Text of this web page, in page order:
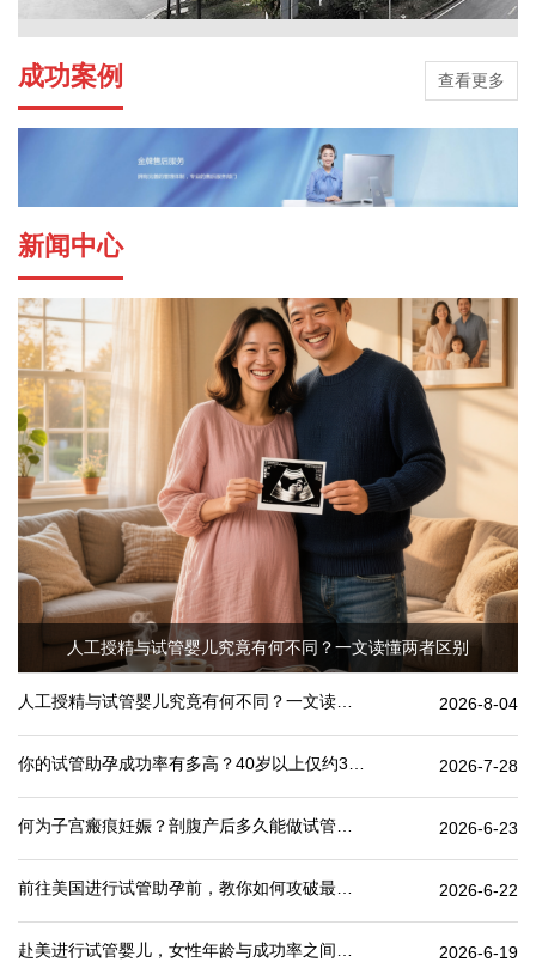
成功案例 查看更多
新闻中心
人工授精与试管婴儿究竟有何不同？一文读懂两者区别
2026-8-04
2026-7-28
2026-6-23
2026-6-22
2026-6-19